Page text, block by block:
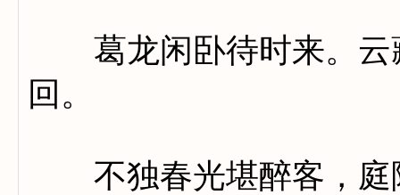
葛龙闲卧待时来。云
回。
不独春光堪醉客，庭